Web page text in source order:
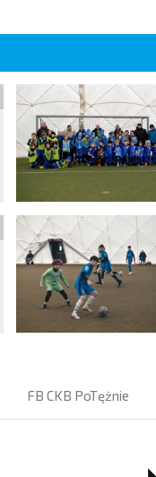
FB CKB PoTężnie